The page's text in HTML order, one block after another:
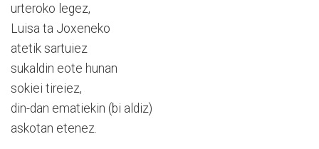
urteroko legez,
Luisa ta Joxeneko
atetik sartuiez
sukaldin eote hunan
sokiei tireiez,
din-dan ematiekin (bi aldiz)
askotan etenez.